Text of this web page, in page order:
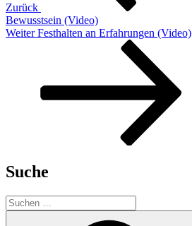
Zurück
Bewusstsein (Video)
Nächster
Weiter Festhalten an Erfahrungen (Video)
Suche
Suchen
nach: